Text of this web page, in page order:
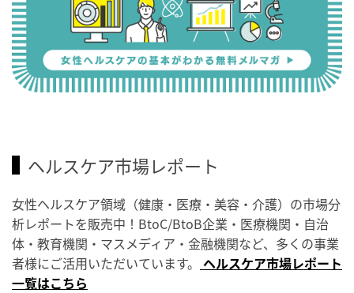
ヘルスケア市場レポート
女性ヘルスケア領域（健康・医療・美容・介護）の市場分
析レポートを販売中！BtoC/BtoB企業・医療機関・自治
体・教育機関・マスメディア・金融機関など、多くの事業
者様にご活用いただいています。 ヘルスケア市場レポート
一覧はこちら